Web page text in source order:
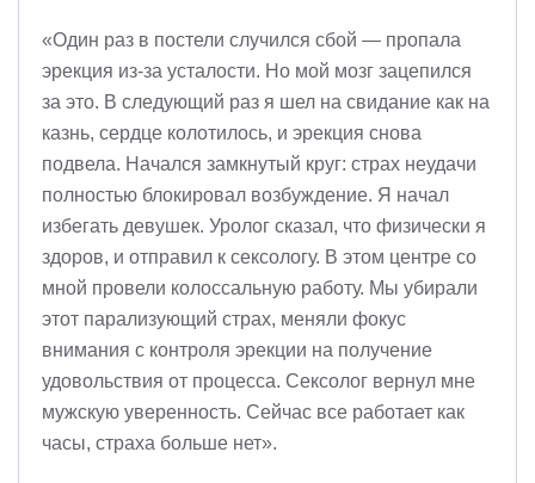
«Один раз в постели случился сбой — пропала
эрекция из-за усталости. Но мой мозг зацепился
за это. В следующий раз я шел на свидание как на
казнь, сердце колотилось, и эрекция снова
подвела. Начался замкнутый круг: страх неудачи
полностью блокировал возбуждение. Я начал
избегать девушек. Уролог сказал, что физически я
здоров, и отправил к сексологу. В этом центре со
мной провели колоссальную работу. Мы убирали
этот парализующий страх, меняли фокус
внимания с контроля эрекции на получение
удовольствия от процесса. Сексолог вернул мне
мужскую уверенность. Сейчас все работает как
часы, страха больше нет».